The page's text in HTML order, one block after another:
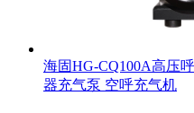
海固HG-CQ100A高压
器充气泵 空呼充气机